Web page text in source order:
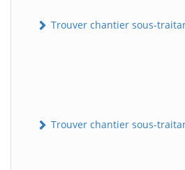
Trouver chantier sous-
Trouver chantier sous-